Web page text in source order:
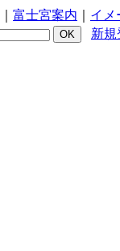
富士宮案内
イメ
新規